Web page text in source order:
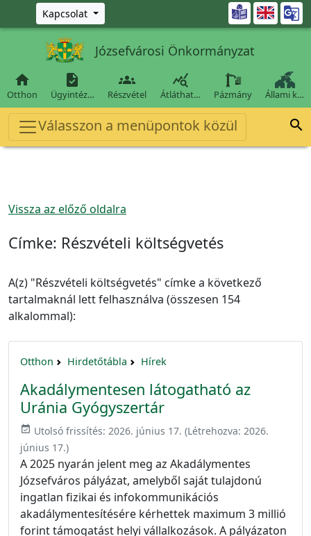
Ugrás a fő tartalomra
Kapcsolat 
Józsefvárosi Önkormányzat

Otthon

Ügyintéz…

Részvétel

Átláthat… Pázmány Állami k…
Válasszon a menüpontok közül 
Vissza az előző oldalra
Címke: Részvételi költségvetés
A(z) "Részvételi költségvetés" címke a következő
tartalmaknál lett felhasználva (összesen 154
alkalommal):
Otthon Hirdetőtábla Hírek
Akadálymentesen látogatható az
Uránia Gyógyszertár
event_available Utolsó frissítés: 2026. június 17. (Létrehozva: 2026.
június 17.)
A 2025 nyarán jelent meg az Akadálymentes
Józsefváros pályázat, amelyből saját tulajdonú
ingatlan fizikai és infokommunikációs
akadálymentesítésére kérhettek maximum 3 millió
forint támogatást helyi vállalkozások. A pályázaton